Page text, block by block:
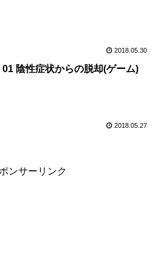
2018.05.30
01 陰性症状からの脱却(ゲーム)
2018.05.27
ンサーリンク